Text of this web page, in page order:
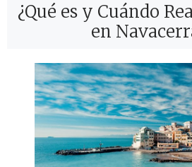
¿Qué es y Cuándo
en